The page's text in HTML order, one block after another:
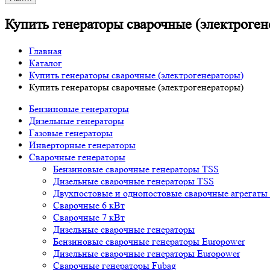
Купить генераторы сварочные
Главная
Каталог
Купить генераторы сварочные (электрогенераторы)
Купить генераторы сварочные (электрогенераторы)
Бензиновые генераторы
Дизельные генераторы
Газовые генераторы
Инверторные генераторы
Сварочные генераторы
Бензиновые сварочные генераторы TSS
Дизельные сварочные генераторы TSS
Двухпостовые и однопостовые сварочные агрегаты
Сварочные 6 кВт
Сварочные 7 кВт
Дизельные сварочные генераторы
Бензиновые сварочные генераторы Europower
Дизельные сварочные генераторы Europower
Сварочные генераторы Fubag